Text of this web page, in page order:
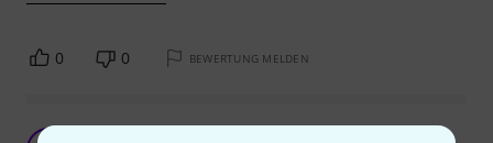
0 0 BEWERTUNG MELDEN